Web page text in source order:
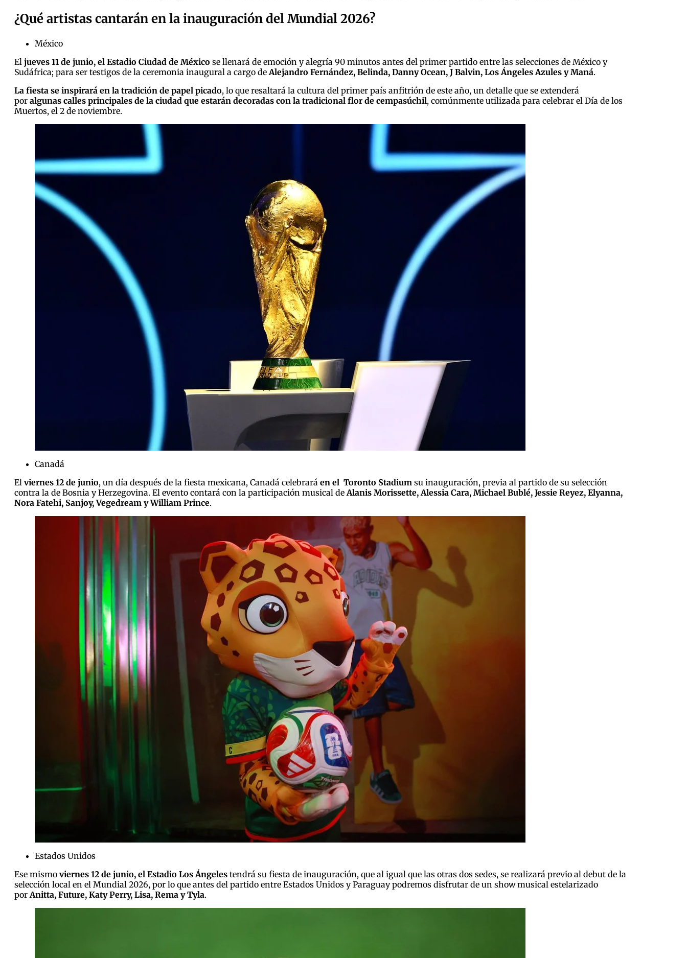
¿Qué artistas cantarán en la inauguración del Mundial 2026?
México
El jueves 11 de junio, el Estadio Ciudad de México se llenará de emoción y alegría 90 minutos antes del primer partido entre las selecciones de México y
Sudáfrica; para ser testigos de la ceremonia inaugural a cargo de Alejandro Fernández, Belinda, Danny Ocean, J Balvin, Los Ángeles Azules y Maná.
La fiesta se inspirará en la tradición de papel picado, lo que resaltará la cultura del primer país anfitrión de este año, un detalle que se extenderá
por algunas calles principales de la ciudad que estarán decoradas con la tradicional flor de cempasúchil, comúnmente utilizada para celebrar el Día de los
Muertos, el 2 de noviembre.
Canadá
El viernes 12 de junio, un día después de la fiesta mexicana, Canadá celebrará en el Toronto Stadium su inauguración, previa al partido de su selección
contra la de Bosnia y Herzegovina. El evento contará con la participación musical de Alanis Morissette, Alessia Cara, Michael Bublé, Jessie Reyez, Elyanna,
Nora Fatehi, Sanjoy, Vegedream y William Prince.
Estados Unidos
Ese mismo viernes 12 de junio, el Estadio Los Ángeles tendrá su fiesta de inauguración, que al igual que las otras dos sedes, se realizará previo al debut de la
selección local en el Mundial 2026, por lo que antes del partido entre Estados Unidos y Paraguay podremos disfrutar de un show musical estelarizado
por Anitta, Future, Katy Perry, Lisa, Rema y Tyla.